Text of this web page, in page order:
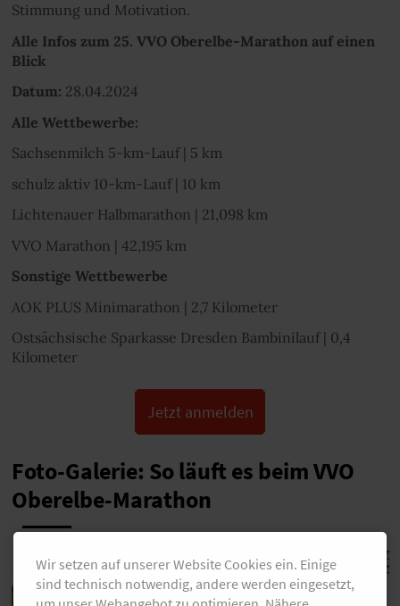
Stimmung und Motivation.
Alle Infos zum 25. VVO Oberelbe-Marathon auf einen
Blick
Datum: 28.04.2024
Alle Wettbewerbe:
Sachsenmilch 5-km-Lauf | 5 km
schulz aktiv 10-km-Lauf | 10 km
Lichtenauer Halbmarathon | 21,098 km
VVO Marathon | 42,195 km
Sonstige Wettbewerbe
AOK PLUS Minimarathon | 2,7 Kilometer
Ostsächsische Sparkasse Dresden Bambinilauf | 0,4
Kilometer
Jetzt anmelden
Foto-Galerie: So läuft es beim VVO
Oberelbe-Marathon
Wir setzen auf unserer Website Cookies ein. Einige
sind technisch notwendig, andere werden eingesetzt,